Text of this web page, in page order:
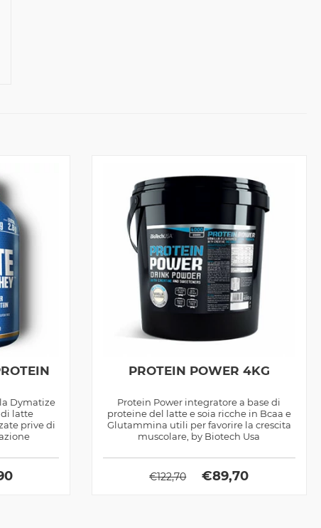
Dymatize
di latte
prive di
PROTEIN POWER 4KG
Protein Power integratore a base di
proteine del latte e soia ricche in Bcaa e
Glutammina utili per favorire la crescita
muscolare, by Biotech Usa
€122,70 €89,70